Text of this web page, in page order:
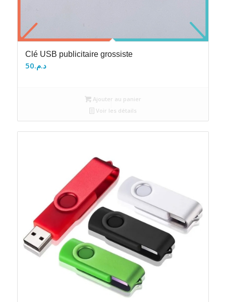
Clé USB publicitaire grossiste
د.م.50
Ajouter au panier
Voir les détails